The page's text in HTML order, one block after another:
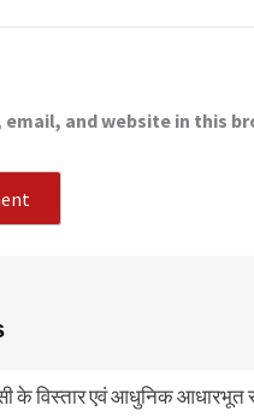
email, and website in this
के विस्तार एवं आधुनिक आधारभूत